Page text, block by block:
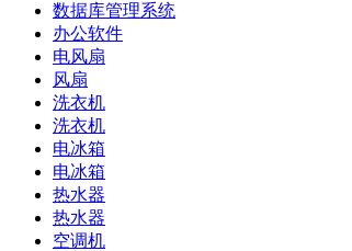
数据库管理系统
办公软件
电风扇
风扇
洗衣机
洗衣机
电冰箱
电冰箱
热水器
热水器
空调机